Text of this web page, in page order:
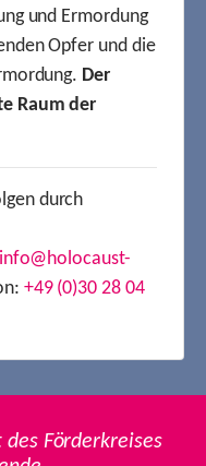
und Ermordung
Opfer und die
Der
Raum der
durch
info@holocaust-
+49 (0)30 28 04
Förderkreises